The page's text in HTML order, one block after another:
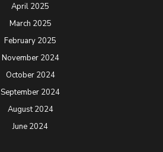
April 2025
March 2025
February 2025
November 2024
October 2024
September 2024
August 2024
June 2024